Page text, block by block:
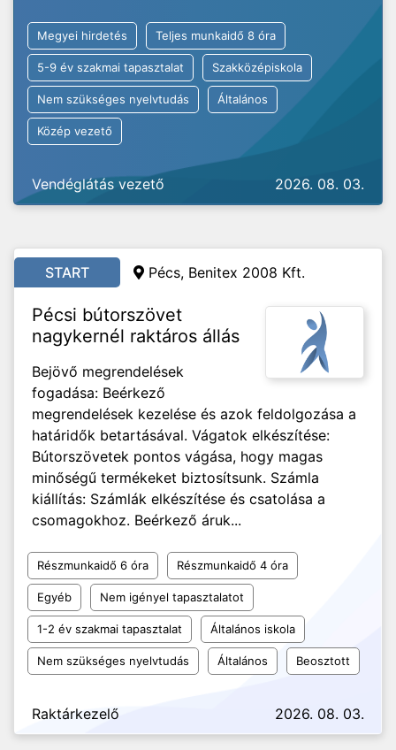
Megyei hirdetés Teljes munkaidő 8 óra
5-9 év szakmai tapasztalat Szakközépiskola
Nem szükséges nyelvtudás Általános
Közép vezető
Vendéglátás vezető 2026. 08. 03.
START Pécs, Benitex 2008 Kft.
Pécsi bútorszövet
nagykernél raktáros állás
Bejövő megrendelések
fogadása: Beérkező
megrendelések kezelése és azok feldolgozása a
határidők betartásával. Vágatok elkészítése:
Bútorszövetek pontos vágása, hogy magas
minőségű termékeket biztosítsunk. Számla
kiállítás: Számlák elkészítése és csatolása a
csomagokhoz. Beérkező áruk...
Részmunkaidő 6 óra Részmunkaidő 4 óra
Egyéb Nem igényel tapasztalatot
1-2 év szakmai tapasztalat Általános iskola
Nem szükséges nyelvtudás Általános Beosztott
Raktárkezelő 2026. 08. 03.